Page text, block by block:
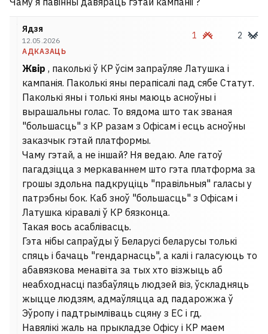
Ядзя
12.05.2026
АДКАЗАЦЬ
1 2
Жвір , паколькі ў КР ўсім запраўляе Латушка і
кампанія. Паколькі яны перапісалі пад сябе Статут.
Паколькі яны і толькі яны маюць асноўны і
вырашальны голас. То вядома што так званая
"большасць" з КР разам з Офісам і есць асноўны
заказчык гэтай платформы.
Чаму гэтай, а не іншай? Ня ведаю. Але гатоў
пагадзіцца з меркаваннем што гэта платформа за
грошы здольна падкруціць "правільныя" галасы у
патрэбны бок. Каб зноў "большасць" з Офісам і
Латушка кіравалі ў КР бязконца.
Такая вось асаблівасць.
Гэта нібы сапраўды ў Беларусі беларусы толькі
спяць і бачаць "гендарнасць", а калі і галасуюць то
абавязкова менавіта за тых хто візжыць аб
неабходнасці пазбаўляць людзей віз, ўскладняць
жыцце людзям, адмаўляцца ад падарожжа ў
Эўропу і падтрымліваць сцяну з ЕС і гд.
Навялікі жаль на прыкладзе Офісу і КР маем